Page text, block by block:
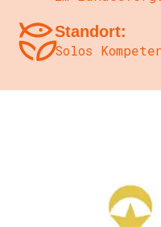
Standort:
Solos